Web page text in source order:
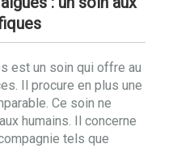
est un soin qui offre au
Il procure en plus une
Ce soin ne
humains. Il concerne
tels que